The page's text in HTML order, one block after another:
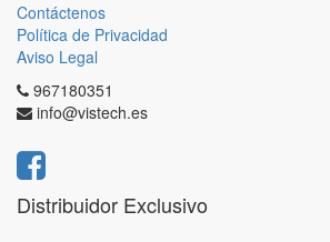
Contáctenos
Política de Privacidad
Aviso Legal
967180351
info@vistech.es
Distribuidor Exclusivo